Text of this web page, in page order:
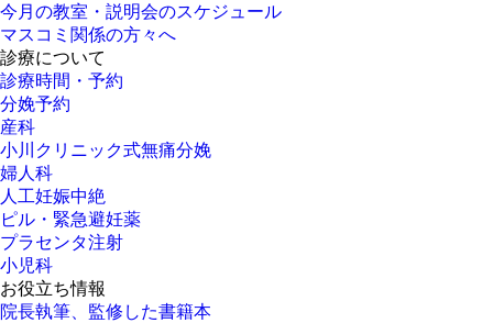
今月の教室・説明会のスケジュール
マスコミ関係の方々へ
診療について
診療時間・予約
分娩予約
産科
小川クリニック式無痛分娩
婦人科
人工妊娠中絶
ピル・緊急避妊薬
プラセンタ注射
小児科
お役立ち情報
院長執筆、監修した書籍本